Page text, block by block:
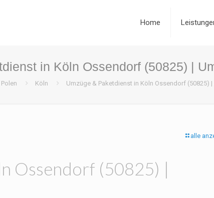
Home
in Köln Ossendorf (50825) |
Köln Umzüge & Paketdienst in Köln Ossendorf (50825)
alle
Ossendorf (50825) |